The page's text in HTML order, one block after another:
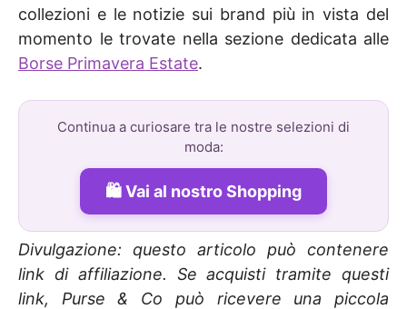
collezioni e le notizie sui brand più in vista del
momento le trovate nella sezione dedicata alle
Borse Primavera Estate.
Continua a curiosare tra le nostre selezioni di
moda:
Vai al nostro Shopping
Divulgazione: questo articolo può contenere
link di affiliazione. Se acquisti tramite questi
link, Purse & Co può ricevere una piccola